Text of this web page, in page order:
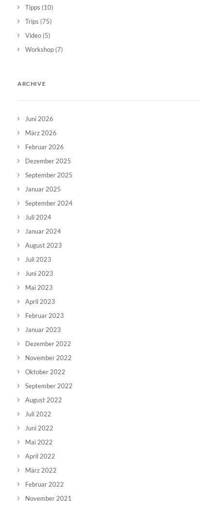
Tipps (10)
Trips (75)
Video (5)
Workshop (7)
ARCHIVE
Juni 2026
März 2026
Februar 2026
Dezember 2025
September 2025
Januar 2025
September 2024
Juli 2024
Januar 2024
August 2023
Juli 2023
Juni 2023
Mai 2023
April 2023
Februar 2023
Januar 2023
Dezember 2022
November 2022
Oktober 2022
September 2022
August 2022
Juli 2022
Juni 2022
Mai 2022
April 2022
März 2022
Februar 2022
November 2021